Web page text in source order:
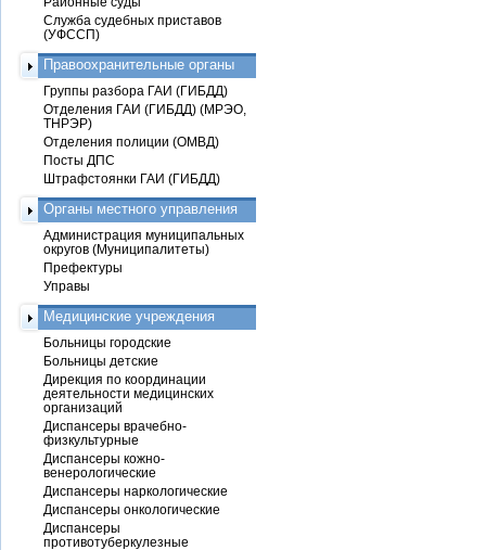
Служба судебных приставов
(УФССП)
Правоохранительные органы
Группы разбора ГАИ (ГИБДД)
Отделения ГАИ (ГИБДД) (МРЭО,
ТНРЭР)
Отделения полиции (ОМВД)
Посты ДПС
Штрафстоянки ГАИ (ГИБДД)
Органы местного управления
Администрация муниципальных
округов (Муниципалитеты)
Префектуры
Управы
Медицинские учреждения
Больницы городские
Больницы детские
Дирекция по координации
деятельности медицинских
организаций
Диспансеры врачебно-
физкультурные
Диспансеры кожно-
венерологические
Диспансеры наркологические
Диспансеры онкологические
Диспансеры
противотуберкулезные